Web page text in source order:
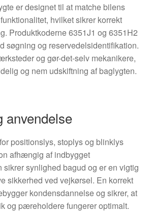
er designet til at matche bilens
hvilket sikrer korrekt
Produktkoderne 6351J1 og 6351H2
søgning og reservedelsidentifikation.
og gør-det-selv mekanikere,
og nem udskiftning af baglygten.
anvendelse
positionslys, stoplys og blinklys
afhængig af indbygget
sikrer synlighed bagud og er en vigtig
sikkerhed ved vejkørsel. En korrekt
kondensdannelse og sikrer, at
og pæreholdere fungerer optimalt.